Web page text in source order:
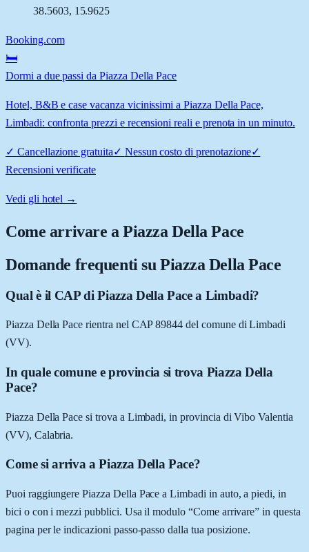
38.5603, 15.9625
Booking.com
🛏️
Dormi a due passi da Piazza Della Pace
Hotel, B&B e case vacanza vicinissimi a Piazza Della Pace,
Limbadi: confronta prezzi e recensioni reali e prenota in un minuto.
✓ Cancellazione gratuita✓ Nessun costo di prenotazione✓
Recensioni verificate
Vedi gli hotel →
Come arrivare aPiazza Della Pace
Domande frequenti su Piazza Della Pace
Qual è il CAP di Piazza Della Pace a Limbadi?
Piazza Della Pace rientra nel CAP 89844 del comune di Limbadi
(VV).
In quale comune e provincia si trova Piazza Della
Pace?
Piazza Della Pace si trova a Limbadi, in provincia di Vibo Valentia
(VV), Calabria.
Come si arriva a Piazza Della Pace?
Puoi raggiungere Piazza Della Pace a Limbadi in auto, a piedi, in
bici o con i mezzi pubblici. Usa il modulo “Come arrivare” in questa
pagina per le indicazioni passo-passo dalla tua posizione.